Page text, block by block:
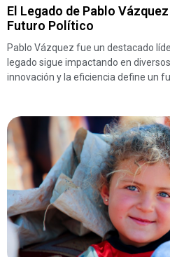
El Legado de Pablo
Futuro Político
Pablo Vázquez fue un destacado
legado sigue impactando en
innovación y la eficiencia define un